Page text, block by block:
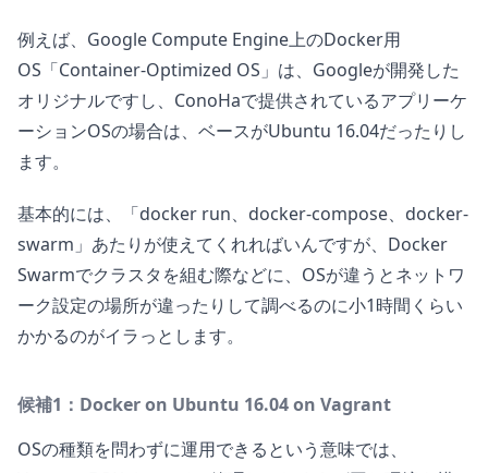
例えば、Google Compute Engine上のDocker用
OS「Container-Optimized OS」は、Googleが開発した
オリジナルですし、ConoHaで提供されているアプリーケ
ーションOSの場合は、ベースがUbuntu 16.04だったりし
ます。
基本的には、「docker run、docker-compose、docker-
swarm」あたりが使えてくれればいんですが、Docker
Swarmでクラスタを組む際などに、OSが違うとネットワ
ーク設定の場所が違ったりして調べるのに小1時間くらい
かかるのがイラっとします。
候補1：Docker on Ubuntu 16.04 on Vagrant
OSの種類を問わずに運用できるという意味では、